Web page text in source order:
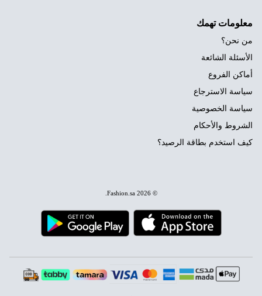
معلومات تهمك
من نحن؟
الأسئلة الشائعة
أماكن الفروع
سياسة الاسترجاع
سياسة الخصوصية
الشروط والأحكام
كيف استخدم بطاقة الرصيد؟
© 2026
Fashion.sa